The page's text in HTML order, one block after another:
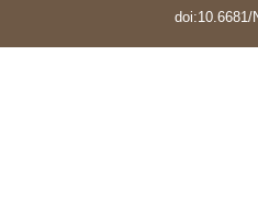
doi:10.6681/